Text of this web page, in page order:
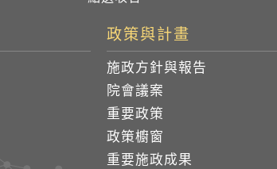
政策與計畫
施政方針與報告
院會議案
重要政策
政策櫥窗
重要施政成果